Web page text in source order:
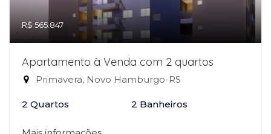
R$ 565.847
Apartamento à Venda com 2 quartos
Primavera, Novo Hamburgo-RS
2 Quartos 2 Banheiros